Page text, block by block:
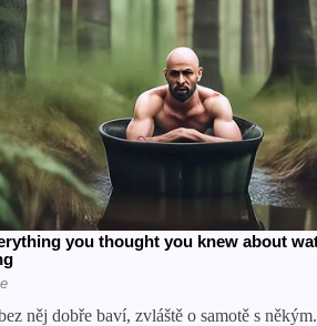
něj dobře baví, zvláště o samotě s někým.